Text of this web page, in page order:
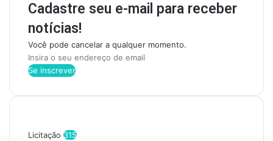
Cadastre seu e-mail para receber
notícias!
Você pode cancelar a qualquer momento.
I
n
i
oLicitação 315